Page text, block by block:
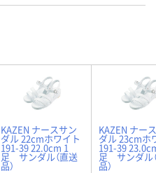
KAZEN ナースサン
ダル 22cmホワイト
191-39 22.0cm 1
足 サンダル（直送
品）
KAZEN ナー
ダル 23cmホ
191-39
足 サンダル
品）